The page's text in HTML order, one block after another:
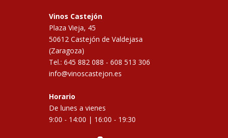
Vinos Castejón
Plaza Vieja, 45
50612 Castejón de Valdejasa
(Zaragoza)
Tel.:645 882 088 -608 513 306
info@vinoscastejon.es
Horario
De lunes a vienes
9:00 - 14:00 | 16:00 - 19:30